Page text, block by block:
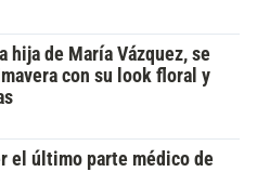
hija de María Vázquez, se
con su look floral y
el último parte médico de